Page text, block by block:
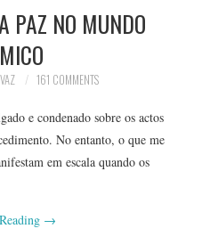
PAZ NO MUNDO
161 COMMENTS
e condenado sobre os actos
No entanto, o que me
em escala quando os
→